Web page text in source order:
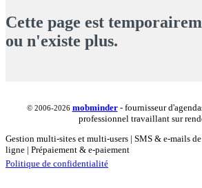
Cette page est
ou n'existe plus.
© 2006-2026 mobminder- fournisseur
professionnel travaillant sur
Gestion multi-sites et multi-users | SMS & e-mails
ligne | Prépaiement & e-paiement
Politique de confidentialité